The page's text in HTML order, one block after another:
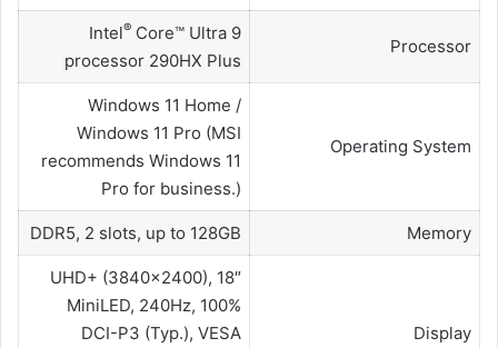
Processor
Intel®Core™ Ultra 9
processor 290HX Plus
Operating System
Windows 11 Home /
Windows 11 Pro (MSI
recommends Windows 11
Pro for business.)
Memory
DDR5, 2 slots, up to 128GB
Display
18″ UHD+ (3840×2400),
MiniLED, 240Hz, 100%
DCI-P3 (Typ.), VESA